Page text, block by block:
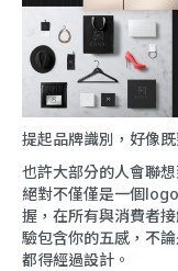
提起品牌識別，好像
也許大部分的人會聯
絕對不僅僅是一個
握，在所有與消費者
驗包含你的五感，不
都得經過設計。